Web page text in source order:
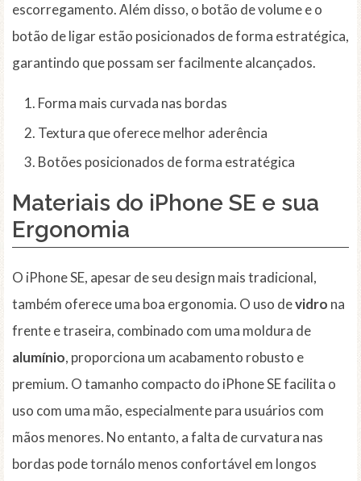
escorregamento. Além disso, o botão de volume e o
botão de ligar estão posicionados de forma estratégica,
garantindo que possam ser facilmente alcançados.
Forma mais curvada nas bordas
Textura que oferece melhor aderência
Botões posicionados de forma estratégica
Materiais do iPhone SE e sua
Ergonomia
O iPhone SE, apesar de seu design mais tradicional,
também oferece uma boa ergonomia. O uso devidro na
frente e traseira, combinado com uma moldura de
alumínio, proporciona um acabamento robusto e
premium. O tamanho compacto do iPhone SE facilita o
uso com uma mão, especialmente para usuários com
mãos menores. No entanto, a falta de curvatura nas
bordas pode tornálo menos confortável em longos